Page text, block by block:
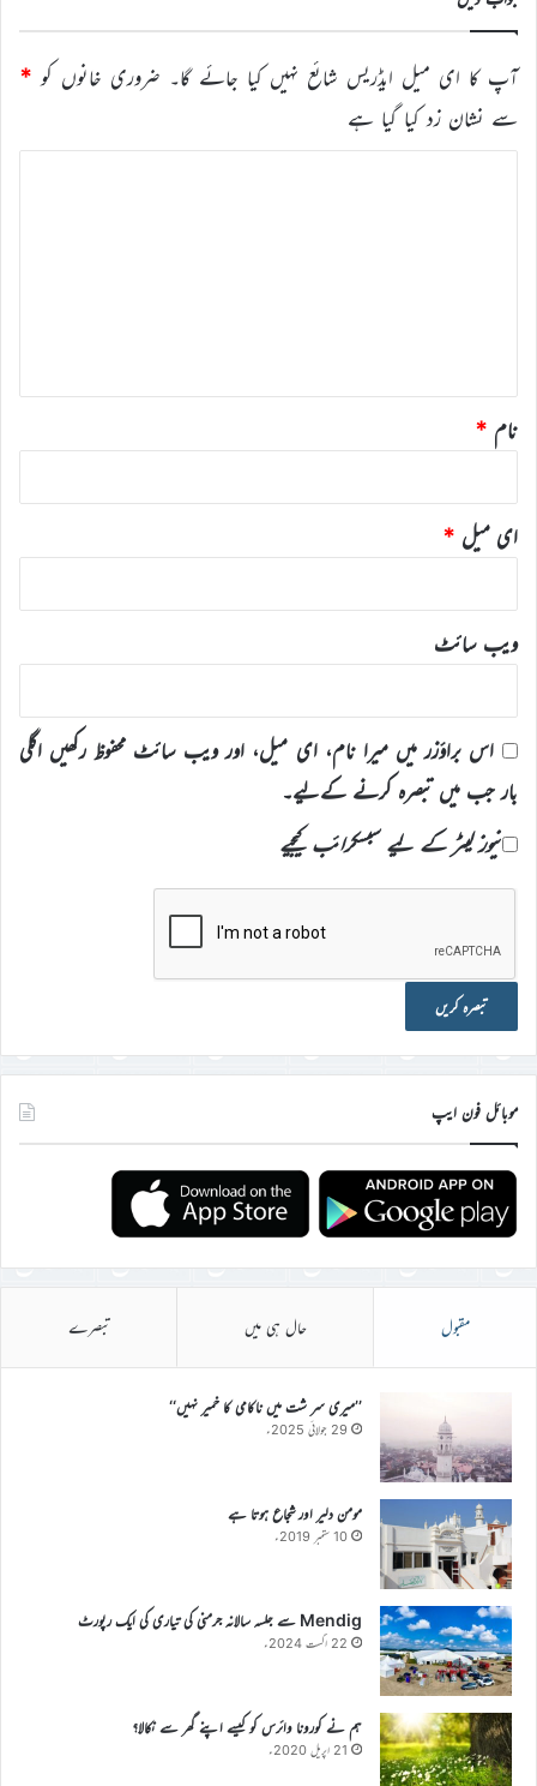
آپ کا ای میل ایڈریس شائع نہیں کیا جائے گا۔ ضروری خانوں کو *
سے نشان زد کیا گیا ہے
نام *
ای میل *
ویب‌ سائٹ
اس براؤزر میں میرا نام، ای میل، اور ویب سائٹ محفوظ رکھیں اگلی
بار جب میں تبصرہ کرنے کےلیے۔
نیوز لیٹر کے لیے سبسکرائب کیجیے
موبائل فون ایپ
مقبول حال ہی میں تبصرے
’’میری سر شت میں ناکامی کا خمیر نہیں‘‘
29 جولائی 2025ء
مومن دلیر اور شجاع ہوتا ہے
10 ستمبر 2019ء
Mendig سے جلسہ سالانہ جرمنی کی تیاری کی ایک رپورٹ
22 اگست 2024ء
ہم نے کورونا وائرس کو کیسے اپنے گھر سے نکالا؟
21 اپریل 2020ء